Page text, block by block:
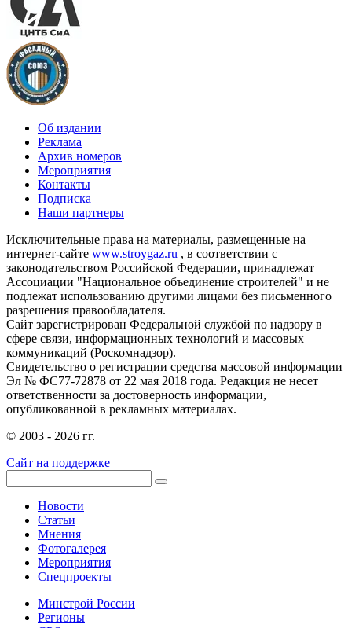
Об издании
Реклама
Архив номеров
Мероприятия
Контакты
Подписка
Наши партнеры
Исключительные права на материалы, размещенные на
интернет-сайте www.stroygaz.ru , в соответствии с
законодательством Российской Федерации, принадлежат
Ассоциации "Национальное объединение строителей" и не
подлежат использованию другими лицами без письменного
разрешения правообладателя.
Сайт зарегистрирован Федеральной службой по надзору в
сфере связи, информационных технологий и массовых
коммуникаций (Роскомнадзор).
Свидетельство о регистрации средства массовой информации
Эл № ФС77-72878 от 22 мая 2018 года. Редакция не несет
ответственности за достоверность информации,
опубликованной в рекламных материалах.
© 2003 - 2026 гг.
Сайт на поддержке
Новости
Статьи
Мнения
Фотогалерея
Мероприятия
Спецпроекты
Минстрой России
Регионы